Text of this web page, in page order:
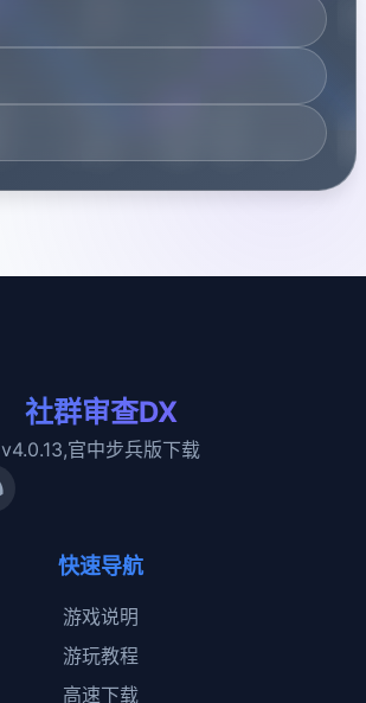
社群审查DX
v4.0.13,官中步兵版下载
快速导航
游戏说明
游玩教程
高速下载